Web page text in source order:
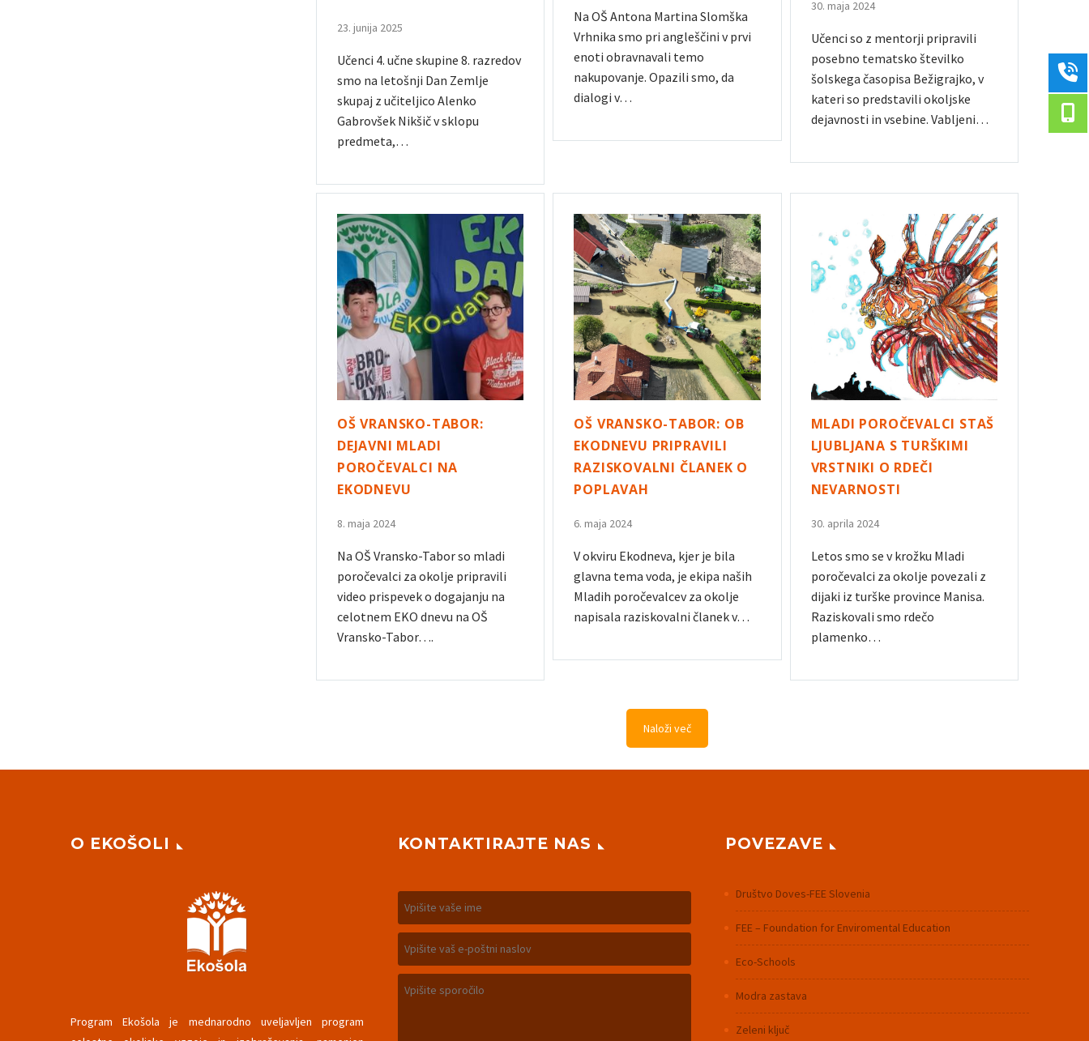
23. junija 2025
Učenci 4. učne skupine 8. razredov
smo na letošnji Dan Zemlje
skupaj z učiteljico Alenko
Gabrovšek Nikšič v sklopu
predmeta,…
Na OŠ Antona Martina Slomška
Vrhnika smo pri angleščini v prvi
enoti obravnavali temo
nakupovanje. Opazili smo, da
dialogi v…
30. maja 2024
Učenci so z mentorji pripravili
posebno tematsko številko
šolskega časopisa Bežigrajko, v
kateri so predstavili okoljske
dejavnosti in vsebine. Vabljeni…
OŠ VRANSKO-TABOR:
DEJAVNI MLADI
POROČEVALCI NA
EKODNEVU
8. maja 2024
Na OŠ Vransko-Tabor so mladi
poročevalci za okolje pripravili
video prispevek o dogajanju na
celotnem EKO dnevu na OŠ
Vransko-Tabor….
OŠ VRANSKO-TABOR: OB
EKODNEVU PRIPRAVILI
RAZISKOVALNI ČLANEK O
POPLAVAH
6. maja 2024
V okviru Ekodneva, kjer je bila
glavna tema voda, je ekipa naših
Mladih poročevalcev za okolje
napisala raziskovalni članek v…
MLADI POROČEVALCI STAŠ
LJUBLJANA S TURŠKIMI
VRSTNIKI O RDEČI
NEVARNOSTI
30. aprila 2024
Letos smo se v krožku Mladi
poročevalci za okolje povezali z
dijaki iz turške province Manisa.
Raziskovali smo rdečo
plamenko…
Naloži več
O EKOŠOLI
Program Ekošola je mednarodno uveljavljen program
KONTAKTIRAJTE NAS POVEZAVE
Društvo Doves-FEE Slovenia
FEE – Foundation for Enviromental Education
Eco-Schools
Modra zastava
Zeleni ključ